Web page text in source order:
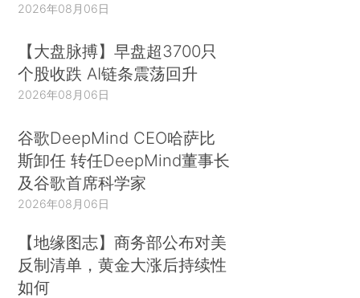
2026年08月06日
【大盘脉搏】早盘超3700只
个股收跌 AI链条震荡回升
2026年08月06日
谷歌DeepMind CEO哈萨比
斯卸任 转任DeepMind董事长
及谷歌首席科学家
2026年08月06日
【地缘图志】商务部公布对美
反制清单，黄金大涨后持续性
如何